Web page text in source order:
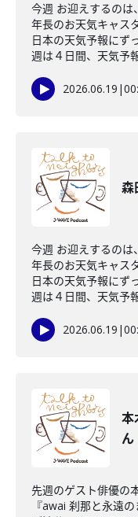
今週 お迎えするのは
年長のお天気キャス
日本の天気予報にず
週は４日間、天気予
2026.06.19 |
森
今週 お迎えするのは
年長のお天気キャス
日本の天気予報にず
週は４日間、天気予
2026.06.19 |
本
先週のゲスト俳優の
『awai 刹那と永遠